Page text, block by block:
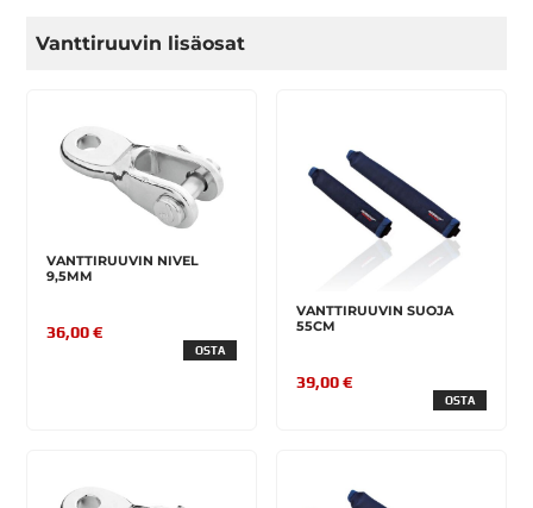
Vanttiruuvin lisäosat
VANTTIRUUVIN NIVEL
9,5MM
36,00 €
OSTA
VANTTIRUUVIN SUOJA
55CM
39,00 €
OSTA